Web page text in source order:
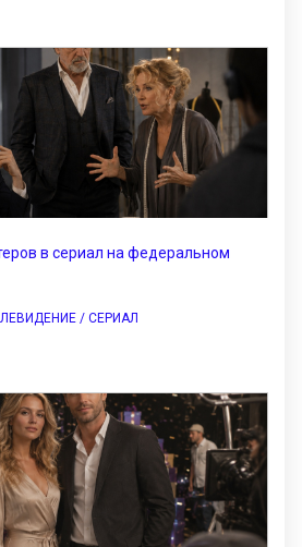
в сериал на федеральном
/ СЕРИАЛ